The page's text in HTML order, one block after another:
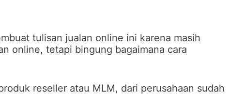
tulisan jualan online ini karena masih
online, tetapi bingung bagaimana cara
reseller atau MLM, dari perusahaan sudah